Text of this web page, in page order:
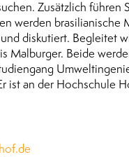
Zusätzlich führen
werden brasilianische
diskutiert. Begleitet
Malburger. Beide
ist an der Hochschule